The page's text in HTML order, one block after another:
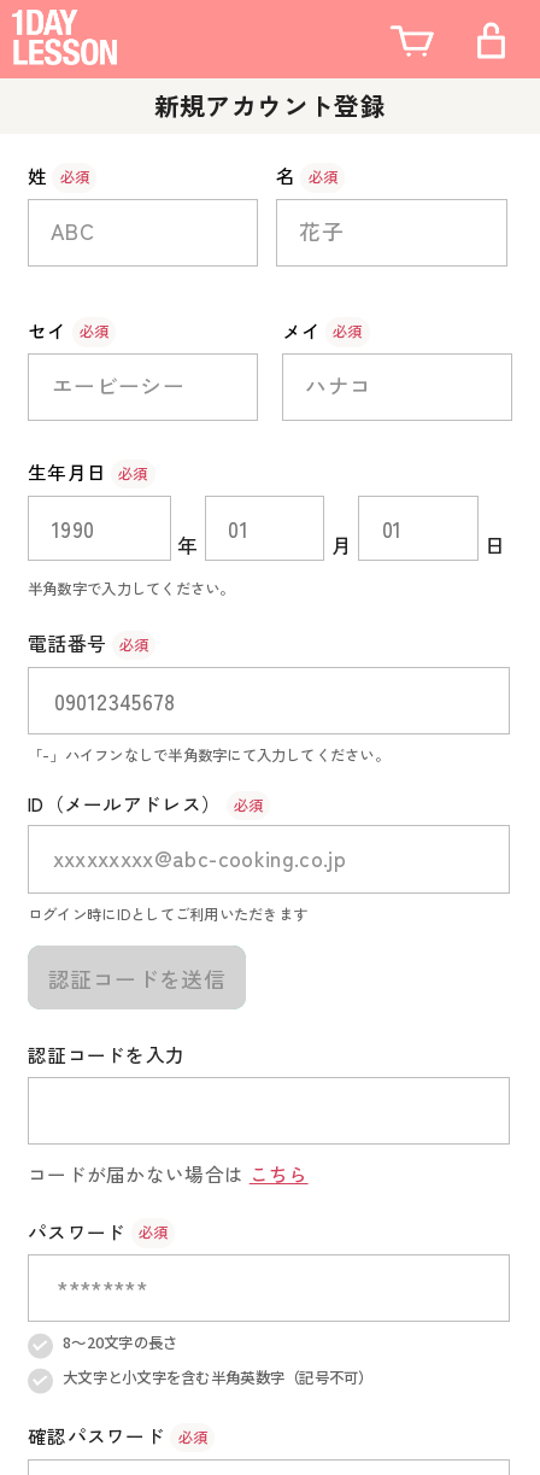
新規アカウント登録
姓 必須
ABC
名 必須
花子
セイ 必須
エービーシー
メイ 必須
ハナコ
生年月日 必須
年 月 日
半角数字で入力してください。
電話番号 必須
「-」ハイフンなしで半角数字にて入力してください。
ID（メールアドレス） 必須
xxxxxxxxx@abc-cooking.co.jp
ログイン時にIDとしてご利用いただきます
認証コードを送信
認証コードを入力
コードが届かない場合は こちら
パスワード 必須
********
8〜20文字の長さ
大文字と小文字を含む半角英数字（記号不可）
確認パスワード 必須